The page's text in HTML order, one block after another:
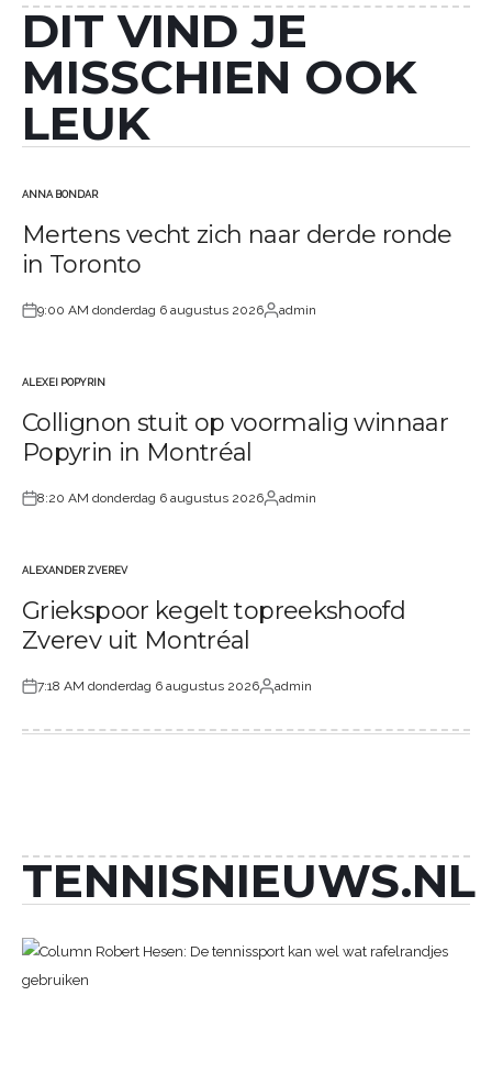
DIT VIND JE
MISSCHIEN OOK
LEUK
IN
ANNA BONDAR
Mertens vecht zich naar derde ronde
in Toronto
Geplaatst
9:00 AM donderdag 6 augustus 2026
Geplaatst
admin
IN
ALEXEI POPYRIN
Collignon stuit op voormalig winnaar
Popyrin in Montréal
Geplaatst
8:20 AM donderdag 6 augustus 2026
Geplaatst
admin
IN
ALEXANDER ZVEREV
Griekspoor kegelt topreekshoofd
Zverev uit Montréal
Geplaatst
op
7:18 AM donderdag 6 augustus 2026
Geplaatst
door
admin
TENNISNIEUWS.NL